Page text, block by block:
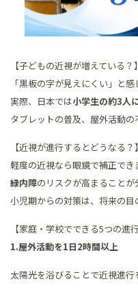
【子どもの近視が増えている？】
「黒板の字が見えにくい」と
実際、日本では小学生の約3人
タブレットの普及、屋外活動の
【近視が進行するとどうなる？】
軽度の近視なら眼鏡で補正で
緑内障のリスクが高まることが
小児期からの対策は、将来の目
【家庭・学校でできる5つの進
1.屋外活動を1日2時間以上
太陽光を浴びることで近視進行